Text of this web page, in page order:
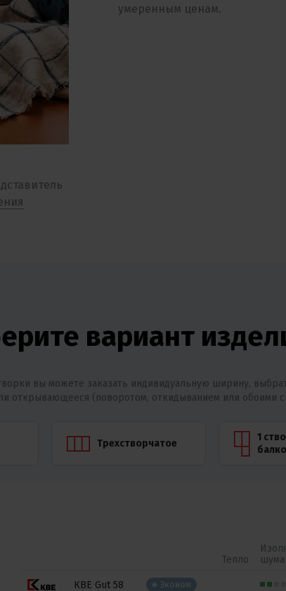
умеренным ценам.
вариант
вы можете заказать индивидуальную ширину,
открывающееся (поворотом, откидыванием или обоими
Трехстворчатое
1
Тепло
шума
КВЕ Gut 58 Эконом